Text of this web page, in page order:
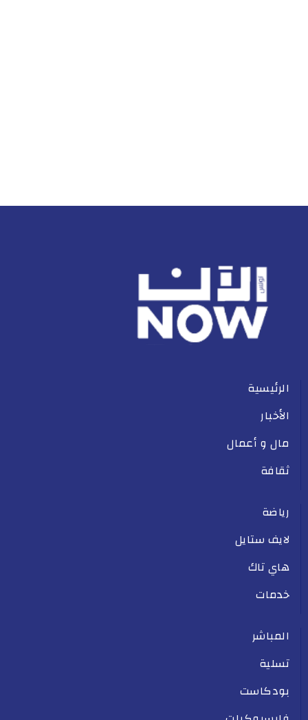
الرئيسية
الأخبار
مال و أعمال
ثقافة
رياضة
لايف ستايل
هاي تاك
خدمات
المباشر
تسلية
بودكاست